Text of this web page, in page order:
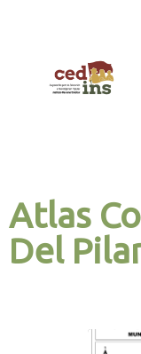
Atlas
Del